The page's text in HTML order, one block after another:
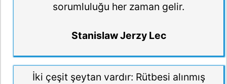
sorumluluğu her zaman gelir.
Stanislaw Jerzy Lec
İki çeşit şeytan vardır: Rütbesi alınmış